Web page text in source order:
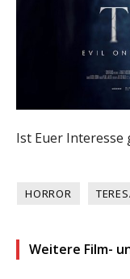
Ist Euer Interesse
HORROR
Weitere Film-